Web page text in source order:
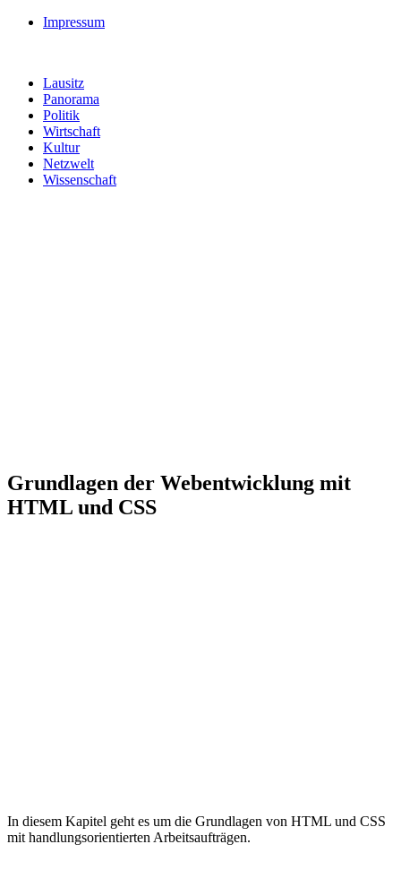
Impressum
Lausitz
Panorama
Politik
Wirtschaft
Kultur
Netzwelt
Wissenschaft
Grundlagen der Webentwicklung mit
HTML und CSS
In diesem Kapitel geht es um die Grundlagen von HTML und CSS
mit handlungsorientierten Arbeitsaufträgen.